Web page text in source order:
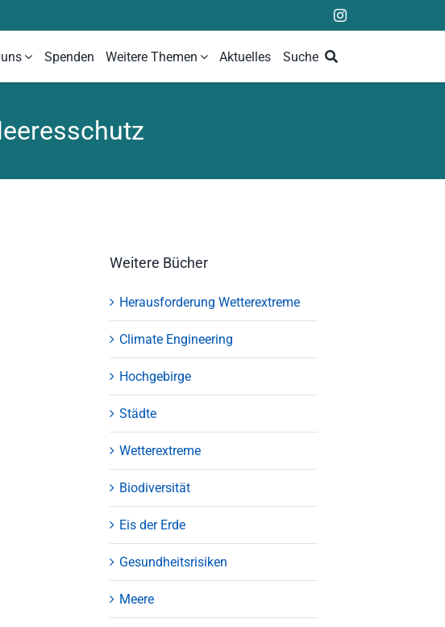
Spenden Weitere Themen Aktuelles Suche
Weitere Bücher
Herausforderung Wetterextreme
Climate Engineering
Hochgebirge
Städte
Wetterextreme
Biodiversität
Eis der Erde
Gesundheitsrisiken
Meere